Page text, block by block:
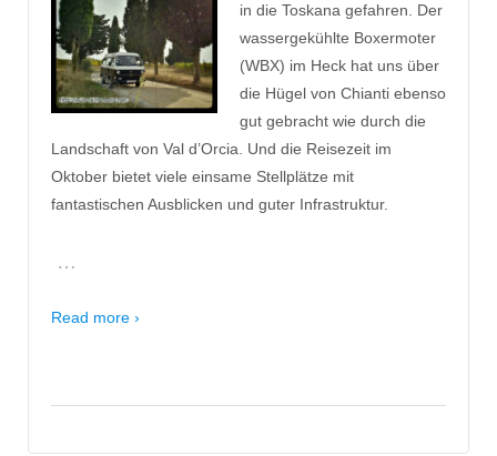
in die Toskana gefahren. Der
wassergekühlte Boxermoter
(WBX) im Heck hat uns über
die Hügel von Chianti ebenso
gut gebracht wie durch die
Landschaft von Val d’Orcia. Und die Reisezeit im
Oktober bietet viele einsame Stellplätze mit
fantastischen Ausblicken und guter Infrastruktur.
…
Read more ›